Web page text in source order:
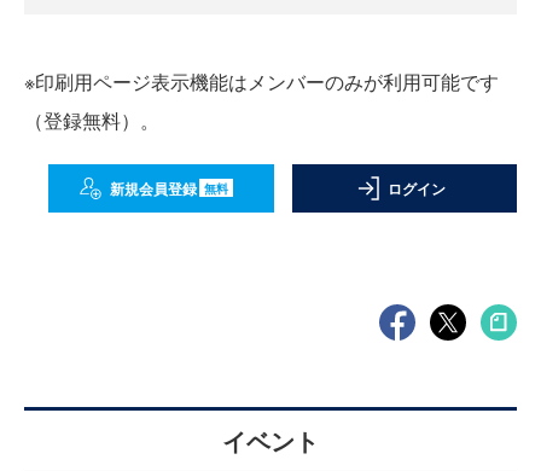
※印刷用ページ表示機能はメンバーのみが利用可能です
（登録無料）。
新規会員登録 無料 ログイン
イベント